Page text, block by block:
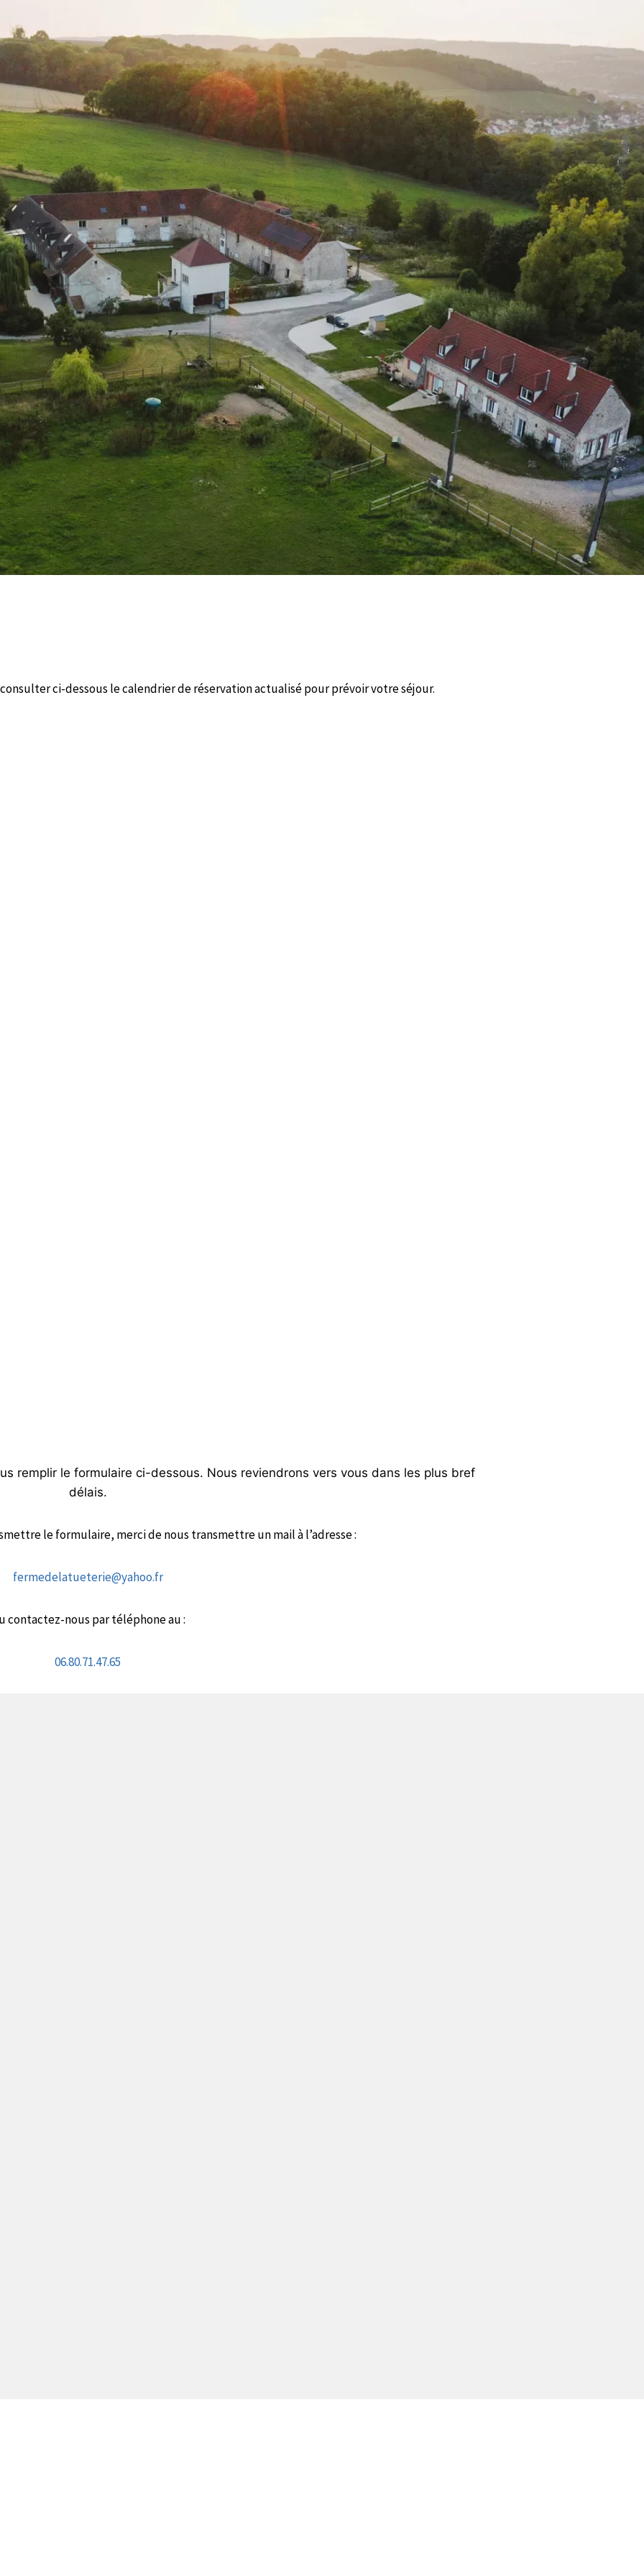
ci-dessous le calendrier de réservation actualisé pour prévoir votre séjour.
remplir le formulaire ci-dessous. Nous reviendrons vers vous dans les plus bref
délais.
le formulaire, merci de nous transmettre un mail à l’adresse :
fermedelatueterie@yahoo.fr
contactez-nous par téléphone au :
06.80.71.47.65